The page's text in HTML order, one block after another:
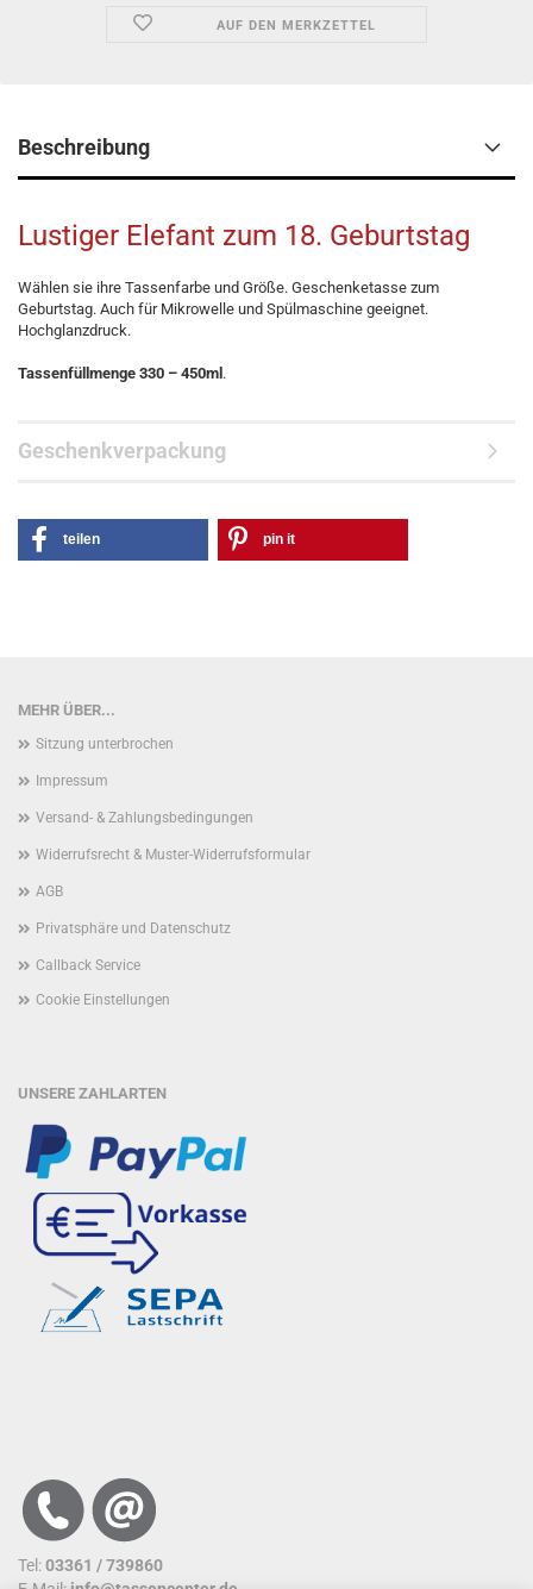
AUF DEN MERKZETTEL
Beschreibung
Lustiger Elefant zum 18. Geburtstag
Wählen sie ihre Tassenfarbe und Größe. Geschenketasse zum
Geburtstag. Auch für Mikrowelle und Spülmaschine geeignet.
Hochglanzdruck.
Tassenfüllmenge 330 – 450ml .
Geschenkverpackung
teilen pin it
MEHR ÜBER...
Sitzung unterbrochen
Impressum
Versand- & Zahlungsbedingungen
Widerrufsrecht & Muster-Widerrufsformular
AGB
Privatsphäre und Datenschutz
Callback Service
Cookie Einstellungen
UNSERE ZAHLARTEN
Tel:03361 / 739860